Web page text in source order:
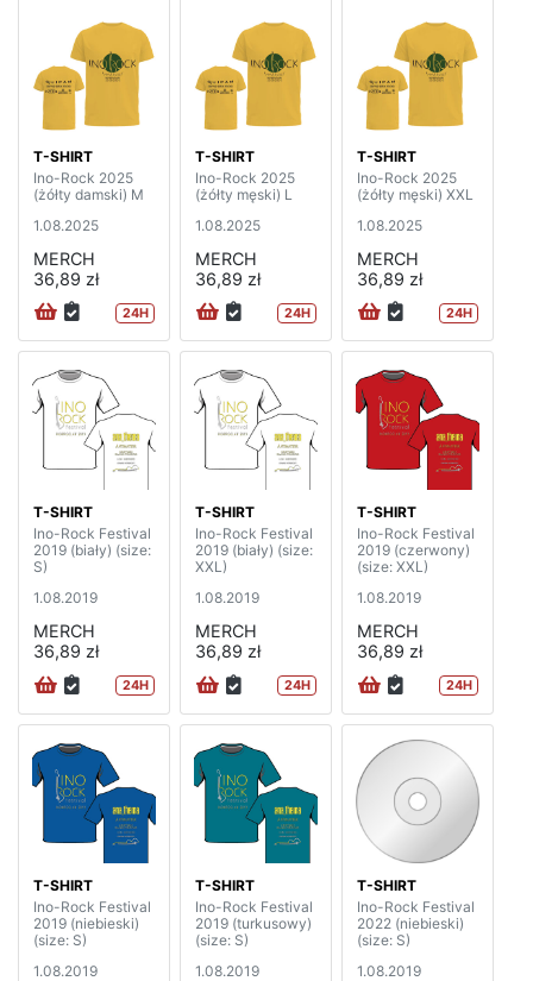
T-SHIRT
Ino-Rock 2025
(żółty damski) M
1.08.2025
MERCH
36,89 zł
24H
T-SHIRT
Ino-Rock 2025
(żółty męski) L
1.08.2025
MERCH
36,89 zł
24H
T-SHIRT
Ino-Rock 2025
(żółty męski) XXL
1.08.2025
MERCH
36,89 zł
24H
T-SHIRT
Ino-Rock Festival
2019 (biały) (size:
S)
1.08.2019
MERCH
36,89 zł
24H
T-SHIRT
Ino-Rock Festival
2019 (biały) (size:
XXL)
1.08.2019
MERCH
36,89 zł
24H
T-SHIRT
Ino-Rock Festival
2019 (czerwony)
(size: XXL)
1.08.2019
MERCH
36,89 zł
24H
T-SHIRT
Ino-Rock Festival
2019 (niebieski)
(size: S)
1.08.2019
T-SHIRT
Ino-Rock Festival
2019 (turkusowy)
(size: S)
1.08.2019
T-SHIRT
Ino-Rock Festival
2022 (niebieski)
(size: S)
1.08.2019